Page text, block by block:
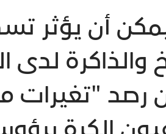
أن يؤثر
رصد